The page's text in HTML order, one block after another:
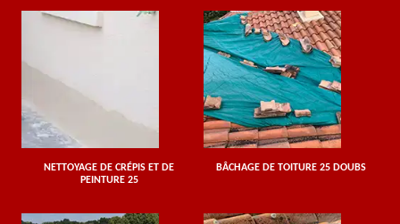
NETTOYAGE DE CRÉPIS ET DE
PEINTURE 25
BÂCHAGE DE TOITURE 25 DOUBS